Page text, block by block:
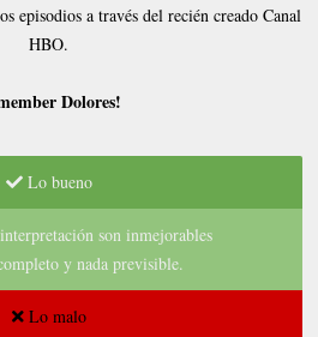
episodios a través del recién creado Canal
HBO.
Dolores!
Lo bueno
son inmejorables
y nada previsible.
Lo malo